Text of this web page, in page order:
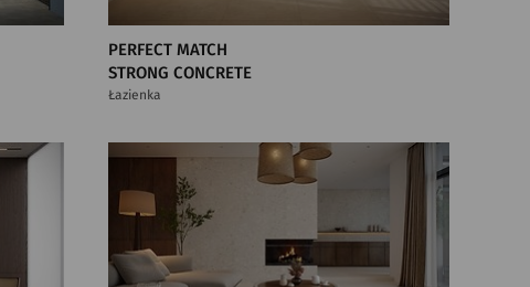
PERFECT MATCH
STRONG CONCRETE
Łazienka